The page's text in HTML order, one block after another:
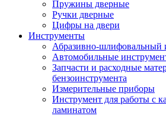
Пружины дверные
Ручки дверные
Цифры на двери
Инструменты
Абразивно-шлифовальный
Автомобильные
Запчасти и расходные
бензоинструмента
Измерительные приборы
Инструмент для работы с
ламинатом